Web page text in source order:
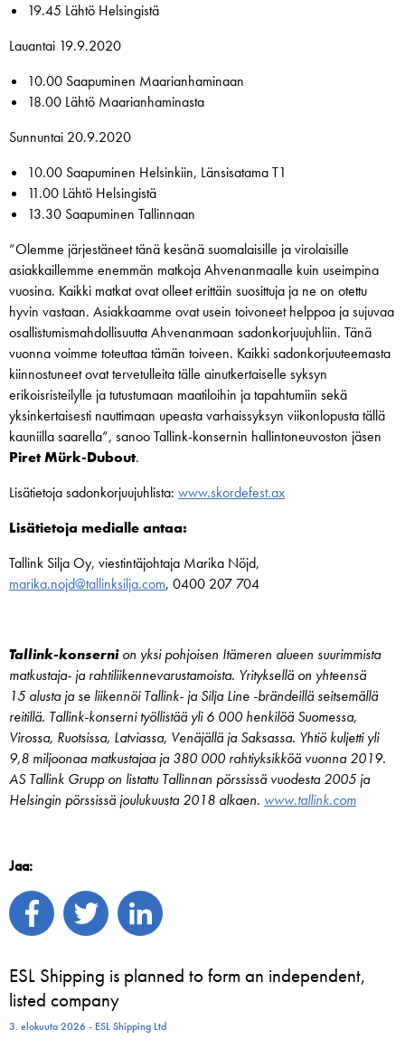
19.45 Lähtö Helsingistä
Lauantai 19.9.2020
10.00 Saapuminen Maarianhaminaan
18.00 Lähtö Maarianhaminasta
Sunnuntai 20.9.2020
10.00 Saapuminen Helsinkiin, Länsisatama T1
11.00 Lähtö Helsingistä
13.30 Saapuminen Tallinnaan
”Olemme järjestäneet tänä kesänä suomalaisille ja virolaisille
asiakkaillemme enemmän matkoja Ahvenanmaalle kuin useimpina
vuosina. Kaikki matkat ovat olleet erittäin suosittuja ja ne on otettu
hyvin vastaan. Asiakkaamme ovat usein toivoneet helppoa ja sujuvaa
osallistumismahdollisuutta Ahvenanmaan sadonkorjuujuhliin. Tänä
vuonna voimme toteuttaa tämän toiveen. Kaikki sadonkorjuuteemasta
kiinnostuneet ovat tervetulleita tälle ainutkertaiselle syksyn
erikoisristeilylle ja tutustumaan maatiloihin ja tapahtumiin sekä
yksinkertaisesti nauttimaan upeasta varhaissyksyn viikonlopusta tällä
kauniilla saarella”, sanoo Tallink-konsernin hallintoneuvoston jäsen
Piret Mürk-Dubout.
Lisätietoja sadonkorjuujuhlista: www.skordefest.ax
Lisätietoja medialle antaa:
Tallink Silja Oy, viestintäjohtaja Marika Nöjd,
marika.nojd@tallinksilja.com, 0400 207 704
Tallink-konsernion yksi pohjoisen Itämeren alueen suurimmista
matkustaja- ja rahtiliikennevarustamoista. Yrityksellä on yhteensä
15 alusta ja se liikennöi Tallink- ja Silja Line -brändeillä seitsemällä
reitillä. Tallink-konserni työllistää yli 6 000 henkilöä Suomessa,
Virossa, Ruotsissa, Latviassa, Venäjällä ja Saksassa. Yhtiö kuljetti yli
9,8 miljoonaa matkustajaa ja 380 000 rahtiyksikköä vuonna 2019.
AS Tallink Grupp on listattu Tallinnan pörssissä vuodesta 2005 ja
Helsingin pörssissä joulukuusta 2018 alkaen. www.tallink.com
Jaa:
ESL Shipping is planned to form an independent,
listed company
3. elokuuta 2026 - ESL Shipping Ltd